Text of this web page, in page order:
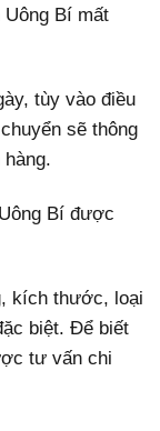
Uông Bí mất
tùy vào điều
sẽ thông
Bí được
kích thước, loại
biệt. Để biết
tư vấn chi